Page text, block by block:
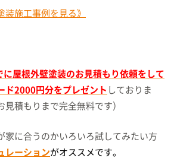
装施工事例を見る》
に屋根外壁塗装のお見積もり依頼をして
ド2000円分をプレゼント しておりま
見積もりまで完全無料です）
家に合うのかいろいろ試してみたい方
レーションがオススメです。